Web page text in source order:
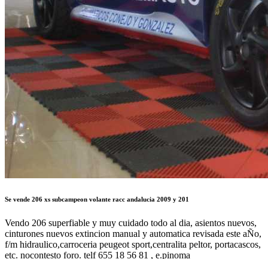
cinturones nuevos extincion manual y automatica revisada este aÑo,
f/m hidraulico,carroceria peugeot sport,centralita peltor, portacascos,
etc. nocontesto foro. telf 655 18 56 81 , e.pinoma